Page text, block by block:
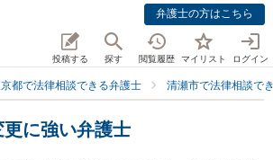
弁護士の方はこちら
投稿する 探す 閲覧履歴 マイリスト ログイン
都で法律相談できる弁護士 清瀬市で法律相談で
に強い弁護士